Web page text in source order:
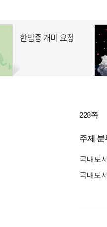
228쪽
주제 분
국내도
국내도